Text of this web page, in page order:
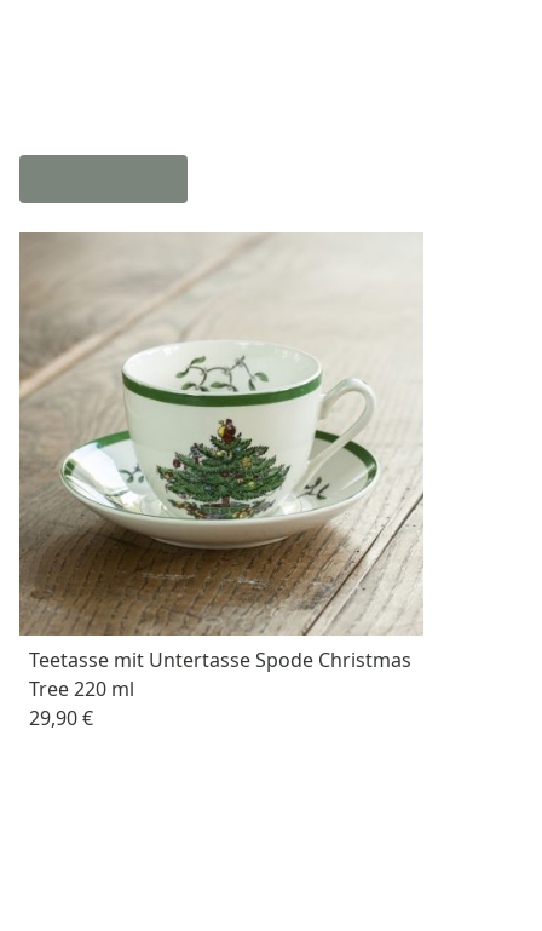
Teetasse mit Untertasse Spode Christmas
Tree 220 ml
29,90 €